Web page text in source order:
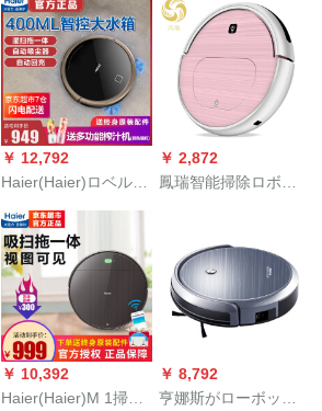
場道路倉庫の粉塵清
掃車標準モデル
薄型扫除机をベット
に落とし、モップ一
体机で拭き取ったI 5
youngフラッグの性能
を计划して掃引しま
￥ 12,792
Haier(Haier)ロベルト
を掃除して、ホコリ
を吸うtb 35性能王
【2020新品】TB 35
￥ 2,872
鳳瑞智能掃除ロボッ
吸力掃除機超薄型モ
レップ吸引機xiaomi
粒小rock ballgoルド
【アタップリ版＋掃
モコン付）
￥ 10,392
Haier(Haier)M 1掃除
￥ 8,792
亨娜斯がローボット